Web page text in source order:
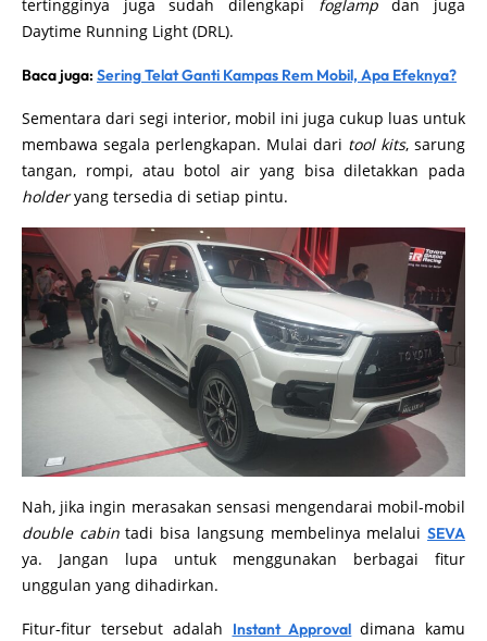
tertingginya juga sudah dilengkapi foglampdan juga
Daytime Running Light (DRL).
Baca juga: Sering Telat Ganti Kampas Rem Mobil, Apa Efeknya?
Sementara dari segi interior, mobil ini juga cukup luas untuk
membawa segala perlengkapan. Mulai dari tool kits, sarung
tangan, rompi, atau botol air yang bisa diletakkan pada
holderyang tersedia di setiap pintu.
Nah, jika ingin merasakan sensasi mengendarai mobil-mobil
double cabintadi bisa langsung membelinya melaluiSEVA
ya. Jangan lupa untuk menggunakan berbagai fitur
unggulan yang dihadirkan.
Fitur-fitur tersebut adalah Instant Approval dimana kamu